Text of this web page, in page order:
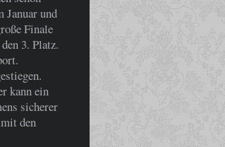
und
Finale
3. Platz.
kann ein
sicherer
den